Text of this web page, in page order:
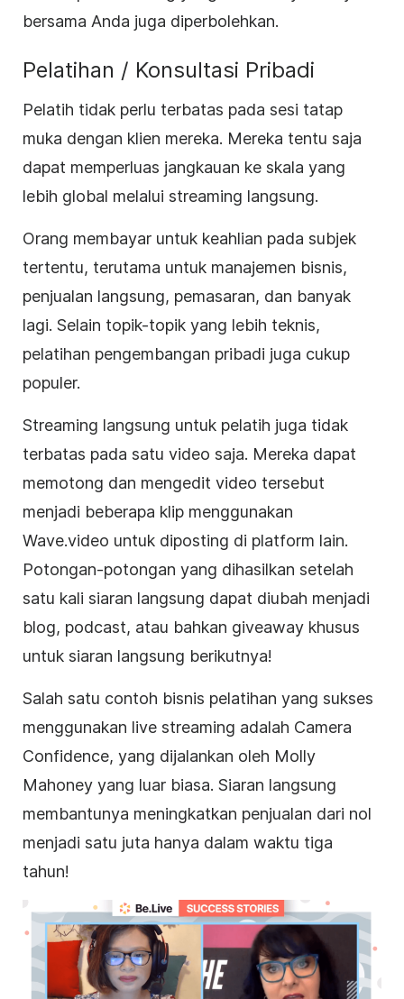
bersama Anda juga diperbolehkan.
Pelatihan / Konsultasi Pribadi
Pelatih tidak perlu terbatas pada sesi tatap
muka dengan klien mereka. Mereka tentu saja
dapat memperluas jangkauan ke skala yang
lebih global melalui streaming langsung.
Orang membayar untuk keahlian pada subjek
tertentu, terutama untuk manajemen bisnis,
penjualan langsung, pemasaran, dan banyak
lagi. Selain topik-topik yang lebih teknis,
pelatihan pengembangan pribadi juga cukup
populer.
Streaming langsung untuk pelatih juga tidak
terbatas pada satu video saja. Mereka dapat
memotong dan mengedit video tersebut
menjadi beberapa klip menggunakan
Wave.video untuk diposting di platform lain.
Potongan-potongan yang dihasilkan setelah
satu kali siaran langsung dapat diubah menjadi
blog, podcast, atau bahkan giveaway khusus
untuk siaran langsung berikutnya!
Salah satu contoh bisnis pelatihan yang sukses
menggunakan live streaming adalah Camera
Confidence, yang dijalankan oleh Molly
Mahoney yang luar biasa. Siaran langsung
membantunya meningkatkan penjualan dari nol
menjadi satu juta hanya dalam waktu tiga
tahun!